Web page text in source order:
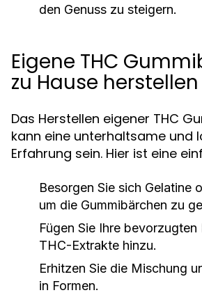
den Genuss zu steigern.
Eigene THC
zu Hause herstellen
Das Herstellen eigener THC
kann eine unterhaltsame und
Erfahrung sein. Hier ist eine
Besorgen Sie sich Gelatine
um die Gummibärchen zu
Fügen Sie Ihre
THC-Extrakte hinzu.
Erhitzen Sie die Mischung
in Formen.